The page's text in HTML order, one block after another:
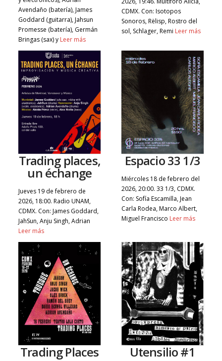
Avendaño (batería), James
Goddard (guitarra), Jahsun
Promesse (batería), Germán
Bringas (sax) y Leer más
CDMX. Con: Isotopos
Sonoros, Rëlisp, Rostro del
sol, Schlager, Remi Leer más
Trading places,
un échange
Jueves 19 de febrero de
2026, 18:00. Radio UNAM,
CDMX. Con: James Goddard,
JahSun, Anju Singh, Adrian
Leer más
Espacio 33 1/3
Miércoles 18 de febrero del
2026, 20:00. 33 1/3, CDMX.
Con: Sofía Escamilla, Jean
Carla Rodea, Marco Albert,
Miguel Francisco Leer más
Trading Places Utensilio #1